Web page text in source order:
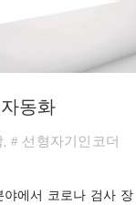
동화
, 선형자기인코더
야에서 코로나 검사 장